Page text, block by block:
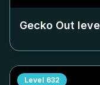
Gecko Out
Level 632